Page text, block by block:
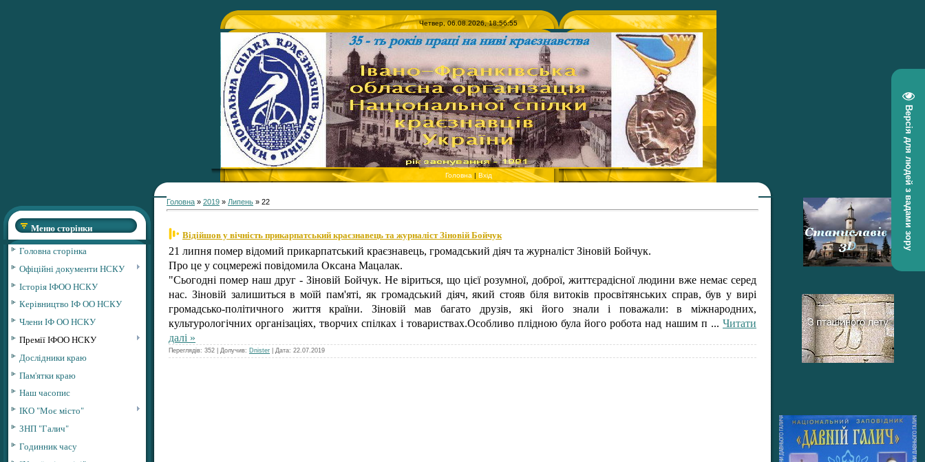
Версія для людей з вадами зору
Четвер, 06.08.2026, 18:56:55
Головна | Вхід
Меню сторінки
Головна сторінка
Офіційні документи НСКУ
Історія ІФОО НСКУ
Керівництво ІФ ОО НСКУ
Члени ІФ ОО НСКУ
Премії ІФОО НСКУ
Дослідники краю
Пам'ятки краю
Наш часопис
ІКО "Моє місто"
ЗНП "Галич"
Годинник часу
Головна » 2019 » Липень » 22
Відійшов у вічність прикарпатський краєзнавець та журналіст Зіновій Бойчук
21 липня помер відомий прикарпатський краєзнавець, громадський діяч та журналіст Зіновій Бойчук.
Про це у соцмережі повідомила Оксана Мацалак.
"Сьогодні помер наш друг - Зіновій Бойчук. Не віриться, що цієї розумної, доброї, життєрадісної людини вже немає серед
нас. Зіновій залишиться в моїй пам'яті, як громадський діяч, який стояв біля витоків просвітянських справ, був у вирі
громадсько-політичного життя країни. Зіновій мав багато друзів, які його знали і поважали: в міжнародних,
культурологічних організаціях, творчих спілках і товариствах.Особливо плідною була його робота над нашим п ...Читати
далі »
Переглядів: 352 | Долучив: Dnister | Дата: 22.07.2019